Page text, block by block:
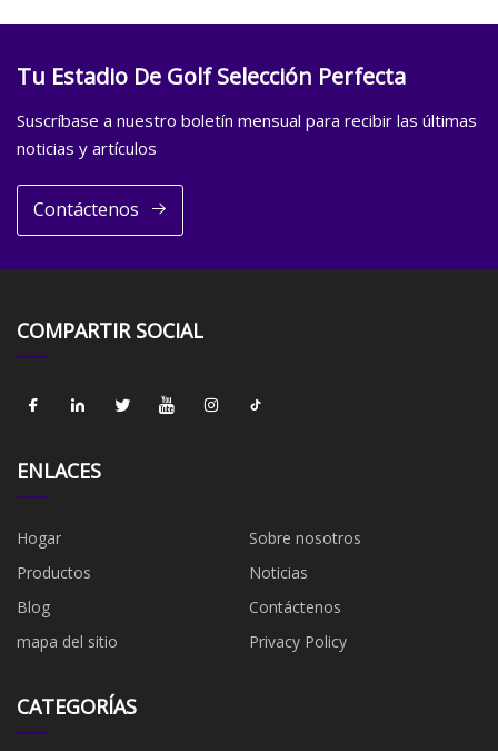
Tu Estadio De Golf Selección Perfecta
Suscríbase a nuestro boletín mensual para recibir las últimas
noticias y artículos
Contáctenos
COMPARTIR SOCIAL
ENLACES
Hogar
Sobre nosotros
Productos
Noticias
Blog
Contáctenos
mapa del sitio
Privacy Policy
CATEGORÍAS